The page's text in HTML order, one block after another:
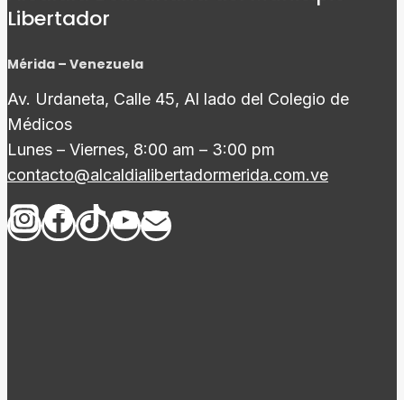
Libertador
Mérida – Venezuela
Av. Urdaneta, Calle 45, Al lado del Colegio de
Médicos
Lunes – Viernes, 8:00 am – 3:00 pm
contacto@alcaldialibertadormerida.com.ve